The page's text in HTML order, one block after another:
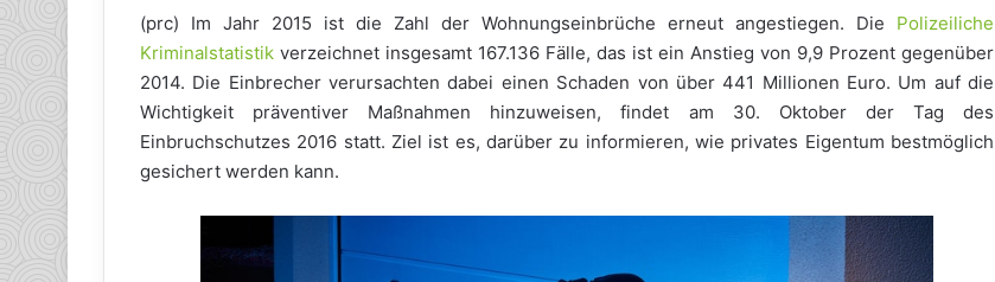
(prc) Im Jahr 2015 ist die Zahl der Wohnungseinbrüche erneut angestiegen. Die Polizeiliche
Kriminalstatistik verzeichnet insgesamt 167.136 Fälle, das ist ein Anstieg von 9,9 Prozent gegenüber
2014. Die Einbrecher verursachten dabei einen Schaden von über 441 Millionen Euro. Um auf die
Wichtigkeit präventiver Maßnahmen hinzuweisen, findet am 30. Oktober der Tag des
Einbruchschutzes 2016 statt. Ziel ist es, darüber zu informieren, wie privates Eigentum bestmöglich
gesichert werden kann.